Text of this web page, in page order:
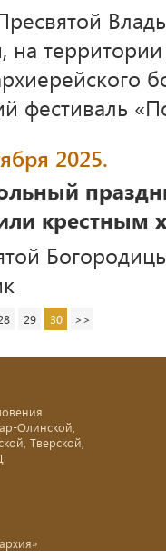
территории
фестиваль
2025.
крестным
29 30 >>
Олинской,
Тверской,